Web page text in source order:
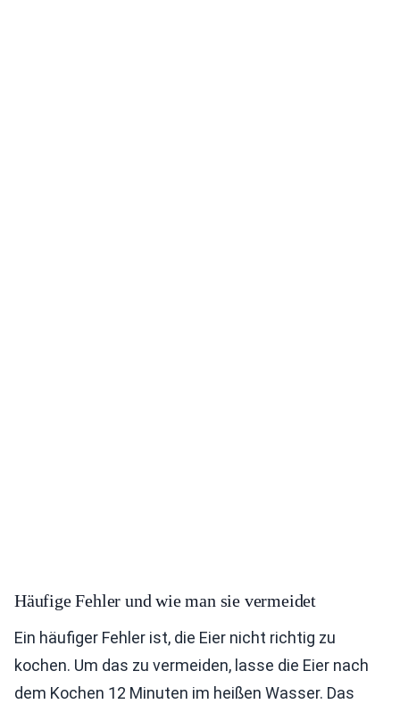
Häufige Fehler und wie man sie vermeidet
Ein häufiger Fehler ist, die Eier nicht richtig zu
kochen. Um das zu vermeiden, lasse die Eier nach
dem Kochen 12 Minuten im heißen Wasser. Das